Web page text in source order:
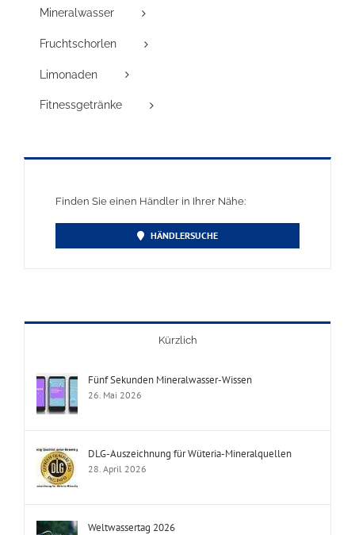
Mineralwasser
Fruchtschorlen
Limonaden
Fitnessgetränke
Finden Sie einen Händler in Ihrer Nähe:
HÄNDLERSUCHE
Kürzlich
Fünf Sekunden Mineralwasser-Wissen
26. Mai 2026
DLG-Auszeichnung für Wüteria-Mineralquellen
28. April 2026
Weltwassertag 2026